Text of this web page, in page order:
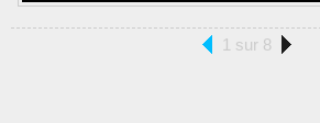
1 sur 8